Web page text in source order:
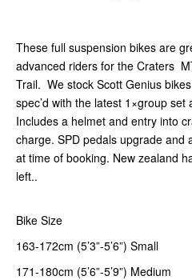
These full suspension bikes are
advanced riders for the Craters
Trail. We stock Scott Genius
spec’d with the latest 1×group
Includes a helmet and entry into
charge. SPD pedals upgrade and
at time of booking. New zealand
left..
Bike Size
163-172cm (5’3”-5’6”) Small
171-180cm (5’6”-5’9”) Medium